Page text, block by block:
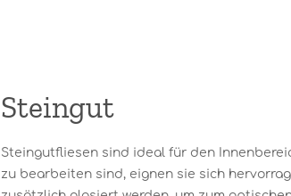
Steingut
Steingutfliesen sind ideal für den
zu bearbeiten sind, eignen sie sich